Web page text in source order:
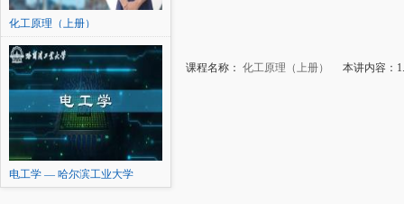
化工原理（上册）
电工学 — 哈尔滨工业大学
课程名称： 化工原理（上册） 本讲内容：